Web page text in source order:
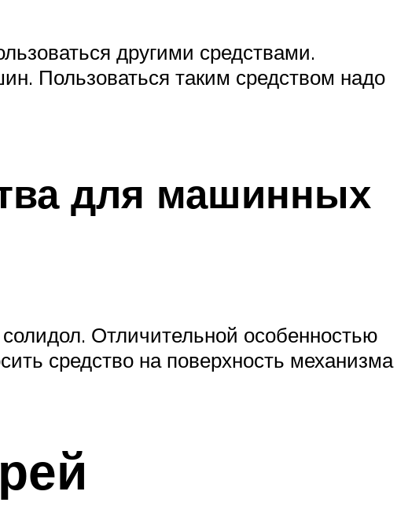
другими средствами.
Пользоваться таким средством надо
для машинных
Отличительной особенностью
средство на поверхность механизма